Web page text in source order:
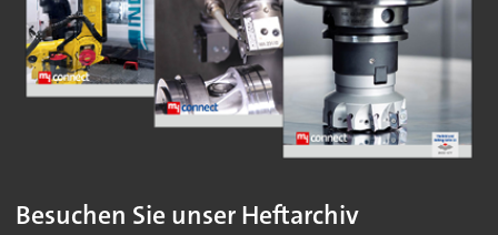
Besuchen Sie unser Heftarchiv